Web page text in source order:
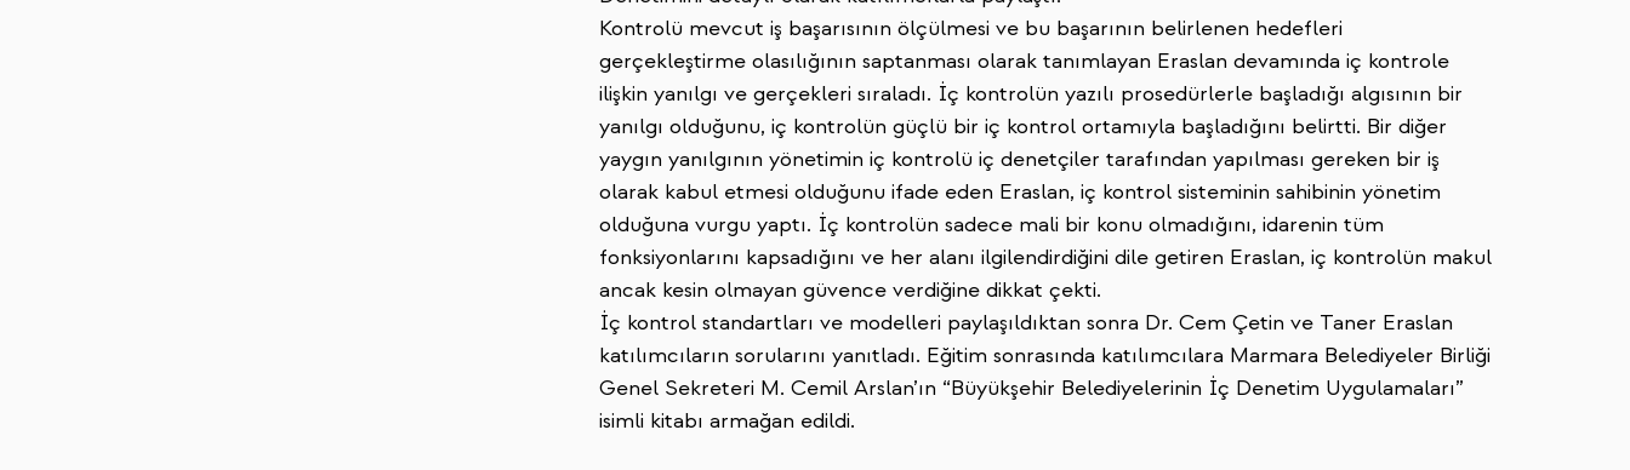
Kontrolü mevcut iş başarısının ölçülmesi ve bu başarının belirlenen hedefleri
gerçekleştirme olasılığının saptanması olarak tanımlayan Eraslan devamında iç kontrole
ilişkin yanılgı ve gerçekleri sıraladı. İç kontrolün yazılı prosedürlerle başladığı algısının bir
yanılgı olduğunu, iç kontrolün güçlü bir iç kontrol ortamıyla başladığını belirtti. Bir diğer
yaygın yanılgının yönetimin iç kontrolü iç denetçiler tarafından yapılması gereken bir iş
olarak kabul etmesi olduğunu ifade eden Eraslan, iç kontrol sisteminin sahibinin yönetim
olduğuna vurgu yaptı. İç kontrolün sadece mali bir konu olmadığını, idarenin tüm
fonksiyonlarını kapsadığını ve her alanı ilgilendirdiğini dile getiren Eraslan, iç kontrolün makul
ancak kesin olmayan güvence verdiğine dikkat çekti.
İç kontrol standartları ve modelleri paylaşıldıktan sonra Dr. Cem Çetin ve Taner Eraslan
katılımcıların sorularını yanıtladı. Eğitim sonrasında katılımcılara Marmara Belediyeler Birliği
Genel Sekreteri M. Cemil Arslan’ın “Büyükşehir Belediyelerinin İç Denetim Uygulamaları”
isimli kitabı armağan edildi.